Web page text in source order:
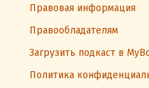
Правовая информация
Правообладателям
Загрузить подкаст в
Политика